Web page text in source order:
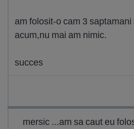
am folosit-o cam 3 saptamani
acum,nu mai am nimic.
succes
mersic ...am sa caut eu